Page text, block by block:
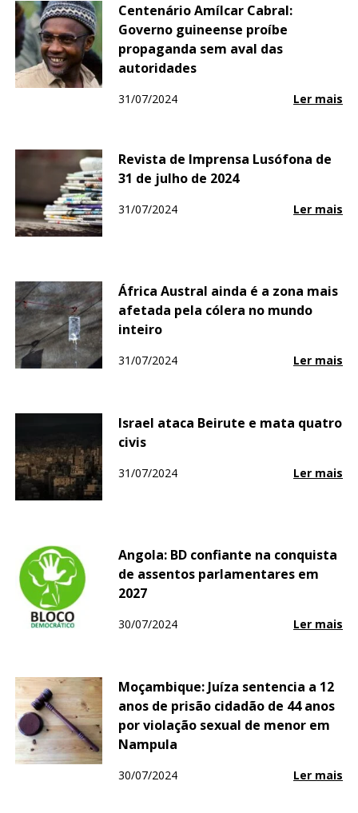
Centenário Amílcar Cabral:
Governo guineense proíbe
propaganda sem aval das
autoridades
31/07/2024 Ler mais
Revista de Imprensa Lusófona de
31 de julho de 2024
31/07/2024 Ler mais
África Austral ainda é a zona mais
afetada pela cólera no mundo
inteiro
31/07/2024 Ler mais
Israel ataca Beirute e mata quatro
civis
31/07/2024 Ler mais
Angola: BD confiante na conquista
de assentos parlamentares em
2027
30/07/2024 Ler mais
Moçambique: Juíza sentencia a 12
anos de prisão cidadão de 44 anos
por violação sexual de menor em
Nampula
30/07/2024 Ler mais